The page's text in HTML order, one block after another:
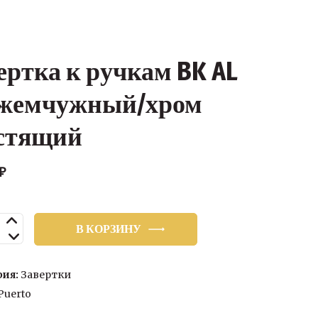
к ручкам BK AL
хром
В КОРЗИНУ
Завертки